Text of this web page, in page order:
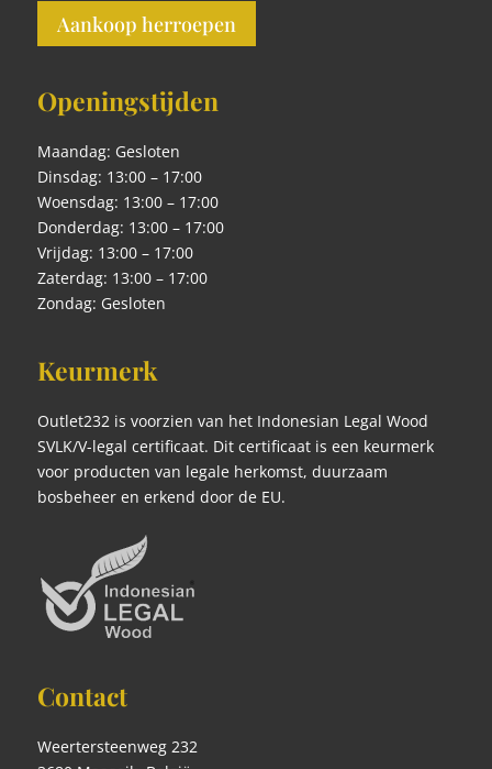
Aankoop herroepen
Openingstijden
Maandag: Gesloten
Dinsdag: 13:00 – 17:00
Woensdag: 13:00 – 17:00
Donderdag: 13:00 – 17:00
Vrijdag: 13:00 – 17:00
Zaterdag: 13:00 – 17:00
Zondag: Gesloten
Keurmerk
Outlet232 is voorzien van het Indonesian Legal Wood
SVLK/V-legal certificaat. Dit certificaat is een keurmerk
voor producten van legale herkomst, duurzaam
bosbeheer en erkend door de EU.
Contact
Weertersteenweg 232